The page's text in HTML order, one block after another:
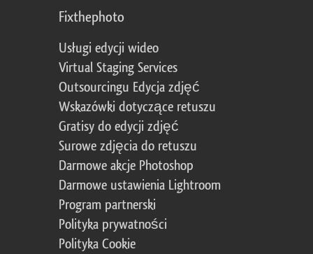
Fixthephoto
Usługi edycji wideo
Virtual Staging Services
Outsourcingu Edycja zdjęć
Wskazówki dotyczące retuszu
Gratisy do edycji zdjęć
Surowe zdjęcia do retuszu
Darmowe akcje Photoshop
Darmowe ustawienia Lightroom
Program partnerski
Polityka prywatności
Polityka Cookie